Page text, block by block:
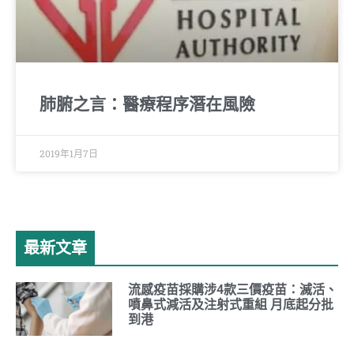
肺腑之言：醫療程序潛在風險
2019年1月7日
最新文章
流感疫苗採購涉4款三價疫苗：滅活、
噴鼻式減活及注射式重組 月底起分批
到港